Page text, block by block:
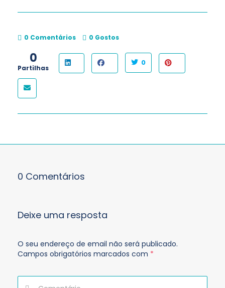
0 Comentários 0 Gostos
0
Partilhas
0
0 Comentários
Deixe uma resposta
O seu endereço de email não será publicado.
Campos obrigatórios marcados com *